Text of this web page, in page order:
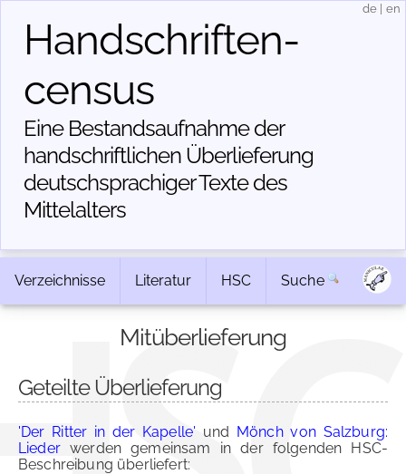
Handschriften­
census
Eine Bestandsaufnahme der
handschriftlichen Über­lieferung
deutschsprachiger Texte des
Mittelalters
de en
Verzeichnisse Literatur HSC Suche
Mitüberlieferung
Geteilte Überlieferung
'Der Ritter in der Kapelle' und Mönch von Salzburg:
Liederwerden gemeinsam in der folgenden HSC-
Beschreibung überliefert: